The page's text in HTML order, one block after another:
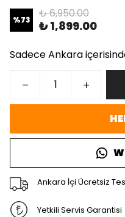
%73 ₺ 6,950.00
₺ 1,899.00
Sadece Ankara
Ankara İçi Ücretsiz
Yetkili Servis Garantisi